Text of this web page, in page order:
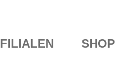
FILIALEN SHOP